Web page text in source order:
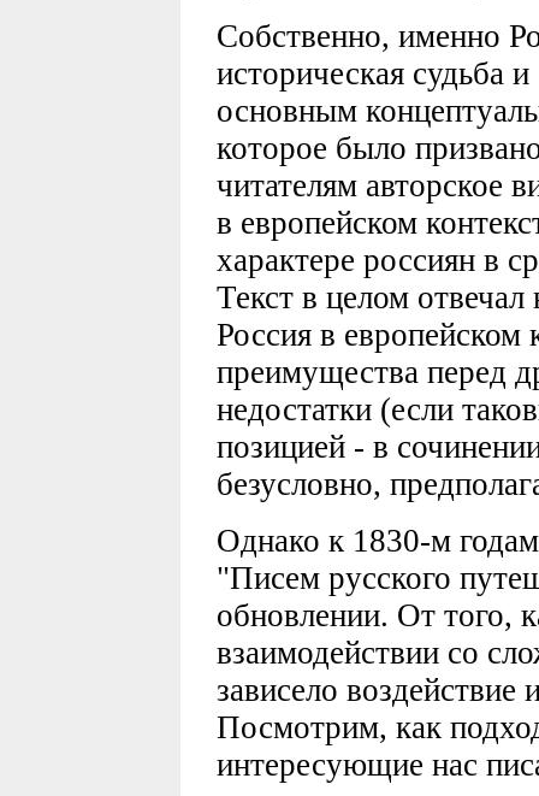
Собственно, именно
историческая судьба
основным
которое было
читателям авторское
в европейском
характере россиян в
Текст в целом
Россия в европейском
преимущества перед
недостатки (если
позицией - в
безусловно,
Однако к 1830-м
"Писем русского
обновлении. От того,
взаимодействии со
зависело
Посмотрим, как
интересующие нас